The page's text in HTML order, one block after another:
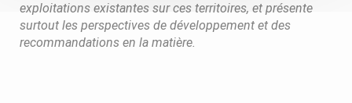
exploitations existantes sur ces territoires, et présente
surtout les perspectives de développement et des
recommandations en la matière.